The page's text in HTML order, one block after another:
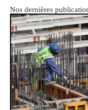
Nos dernières